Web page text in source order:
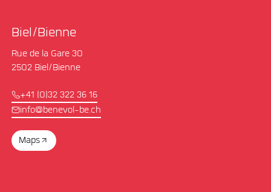
Biel/Bienne
Rue de la Gare 30
2502 Biel/Bienne
+41 (0)32 322 36 16
info@benevol-be.ch
Maps